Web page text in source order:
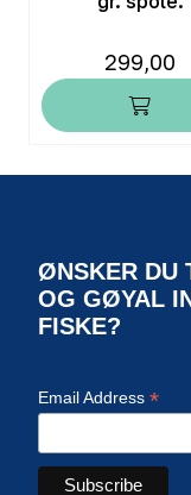
299,00
ØNSKER DU
OG GØYAL
FISKE?
Email Address *